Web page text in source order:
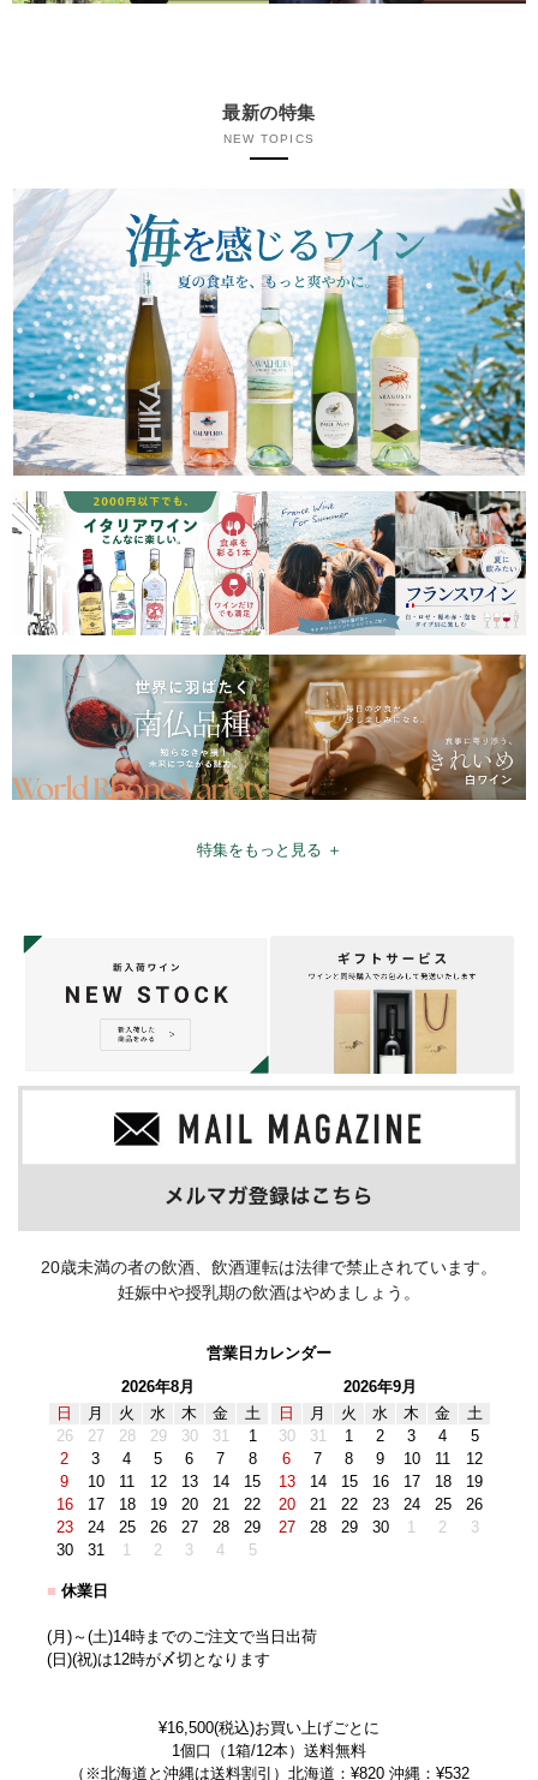
最新の特集
NEW TOPICS
特集をもっと見る ＋
20歳未満の者の飲酒、飲酒運転は法律で禁止されています。
妊娠中や授乳期の飲酒はやめましょう。
営業日カレンダー
2026年8月
日
月 火 水 木 金
土
26
27 28 29 30 31
1
2
3 4 5 6 7
8
9
10 11 12 13 14
15
16
17 18 19 20 21
22
23
24 25 26 27 28
29
30
31 1 2 3 4 5
2026年9月
日
月 火 水 木 金
土
30
31 1 2 3 4
5
6
7 8 9 10 11
12
13
14 15 16 17 18
19
20
21 22 23 24 25
26
27
28 29 30 1 2 3
■ 休業日
(月)～(土)14時までのご注文で当日出荷
(日)(祝)は12時が〆切となります
¥16,500(税込)お買い上げごとに
1個口（1箱/12本）送料無料
（※北海道と沖縄は送料割引）北海道：¥820 沖縄：¥532